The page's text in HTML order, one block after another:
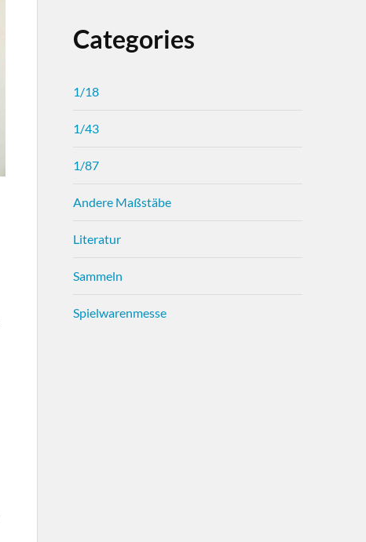
Categories
1/18
1/43
1/87
Andere Maßstäbe
Literatur
Sammeln
Spielwarenmesse